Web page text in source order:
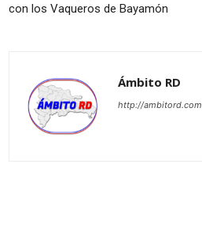
con los Vaqueros de Bayamón
Ámbito RD
http://ambitord.com